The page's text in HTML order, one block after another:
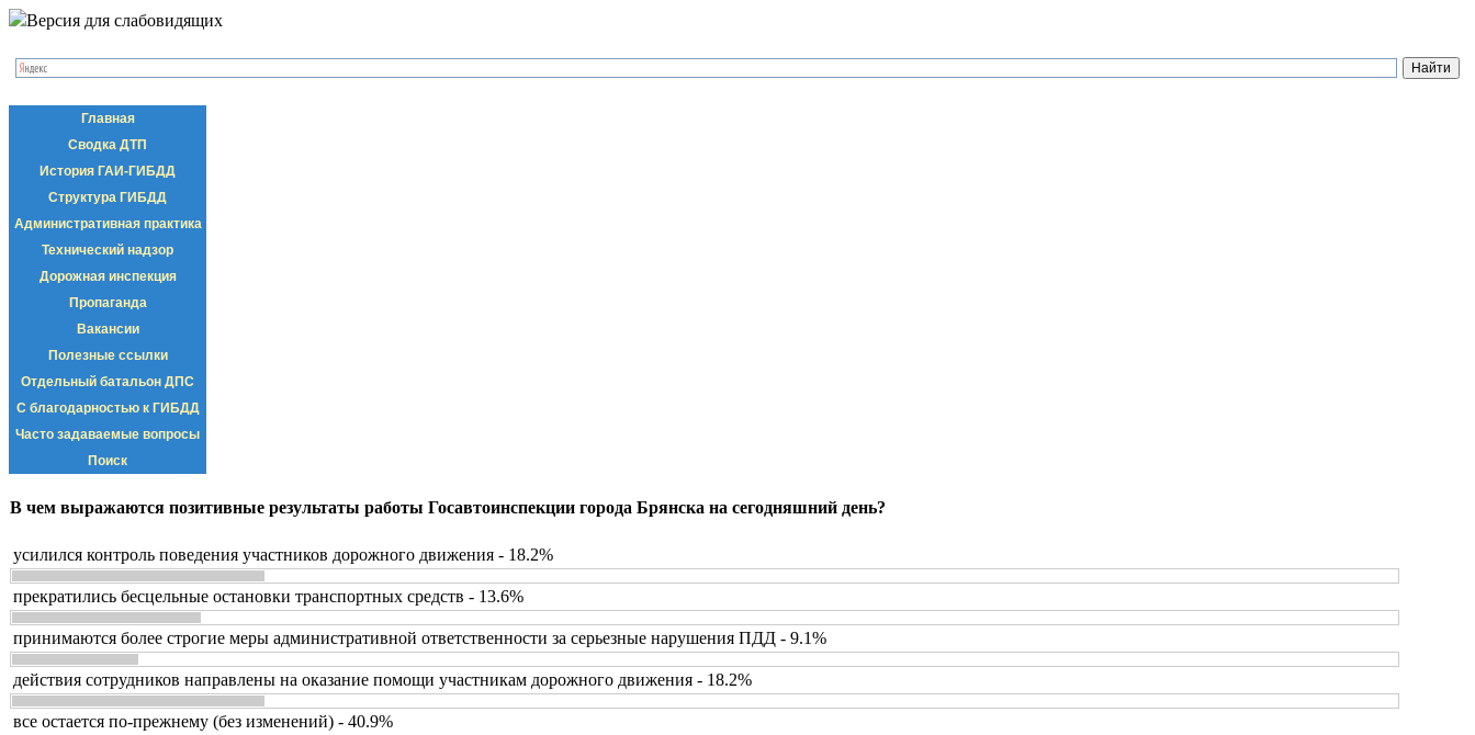
Версия для слабовидящих
Главная
Сводка ДТП
История ГАИ-ГИБДД
Структура ГИБДД
Административная практика
Технический надзор
Дорожная инспекция
Пропаганда
Вакансии
Полезные ссылки
Отдельный батальон ДПС
С благодарностью к ГИБДД
Часто задаваемые вопросы
Поиск
В чем выражаются позитивные результаты работы Госавтоинспекции города Брянска на сегодняшний день?
усилился контроль поведения участников дорожного движения - 18.2%
прекратились бесцельные остановки транспортных средств - 13.6%
принимаются более строгие меры административной ответственности за серьезные нарушения ПДД - 9.1%
действия сотрудников направлены на оказание помощи участникам дорожного движения - 18.2%
все остается по-прежнему (без изменений) - 40.9%